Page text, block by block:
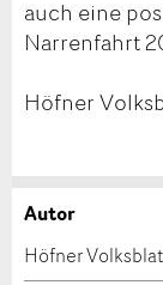
auch eine
Narrenfahrt
Höfner
Anzeige
Anzeige
Autor
Höfner